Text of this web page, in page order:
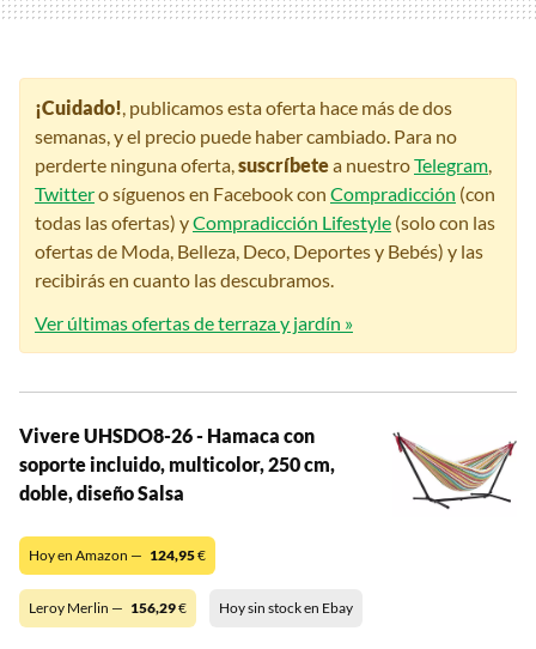
¡Cuidado!, publicamos esta oferta hace más de dos
semanas, y el precio puede haber cambiado. Para no
perderte ninguna oferta,suscríbetea nuestroTelegram,
Twittero síguenos en Facebook con Compradicción (con
todas las ofertas) yCompradicción Lifestyle (solo con las
ofertas de Moda, Belleza, Deco, Deportes y Bebés) y las
recibirás en cuanto las descubramos.
Ver últimas ofertas de terraza y jardín »
Vivere UHSDO8-26 - Hamaca con
soporte incluido, multicolor, 250 cm,
doble, diseño Salsa
Hoy en Amazon — 124,95€
Leroy Merlin — 156,29€ Hoy sin stock en Ebay